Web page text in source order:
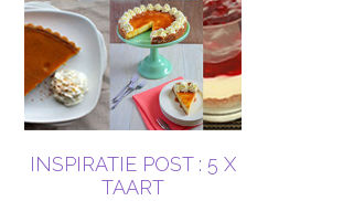
INSPIRATIE POST : 5 X
TAART